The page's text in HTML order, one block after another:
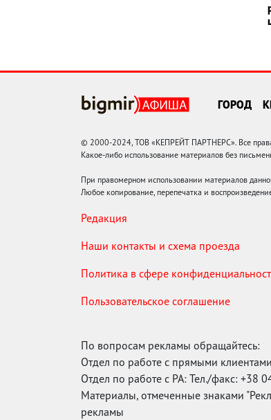
ГОРОД
© 2000-2024, ТОВ «КЕПРЕЙТ ПАРТНЕРС». Все
Какое-либо использование материалов без
При правомерном использовании материалов
Любое копирование, перепечатка и
Редакция
Наши контакты и схема проезда
Политика в сфере
Пользовательское соглашение
По вопросам рекламы обращайтесь:
Отдел по работе с прямыми
Отдел по работе с РА: Тел./факс: +38
Материалы, отмеченные знаками
рекламы